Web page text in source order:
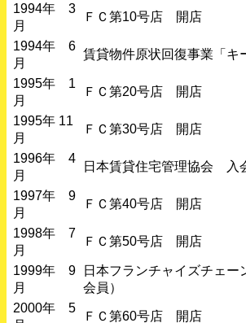
1994年 3
月
ＦＣ第10号店 開店
1994年 6
月
賃貸物件原状回復事業「
1995年 1
月
ＦＣ第20号店 開店
1995年 11
月
ＦＣ第30号店 開店
1996年 4
月
日本賃貸住宅管理協会 入
1997年 9
月
ＦＣ第40号店 開店
1998年 7
月
ＦＣ第50号店 開店
1999年 9
月
日本フランチャイズチェ
会員）
2000年 5
ＦＣ第60号店 開店